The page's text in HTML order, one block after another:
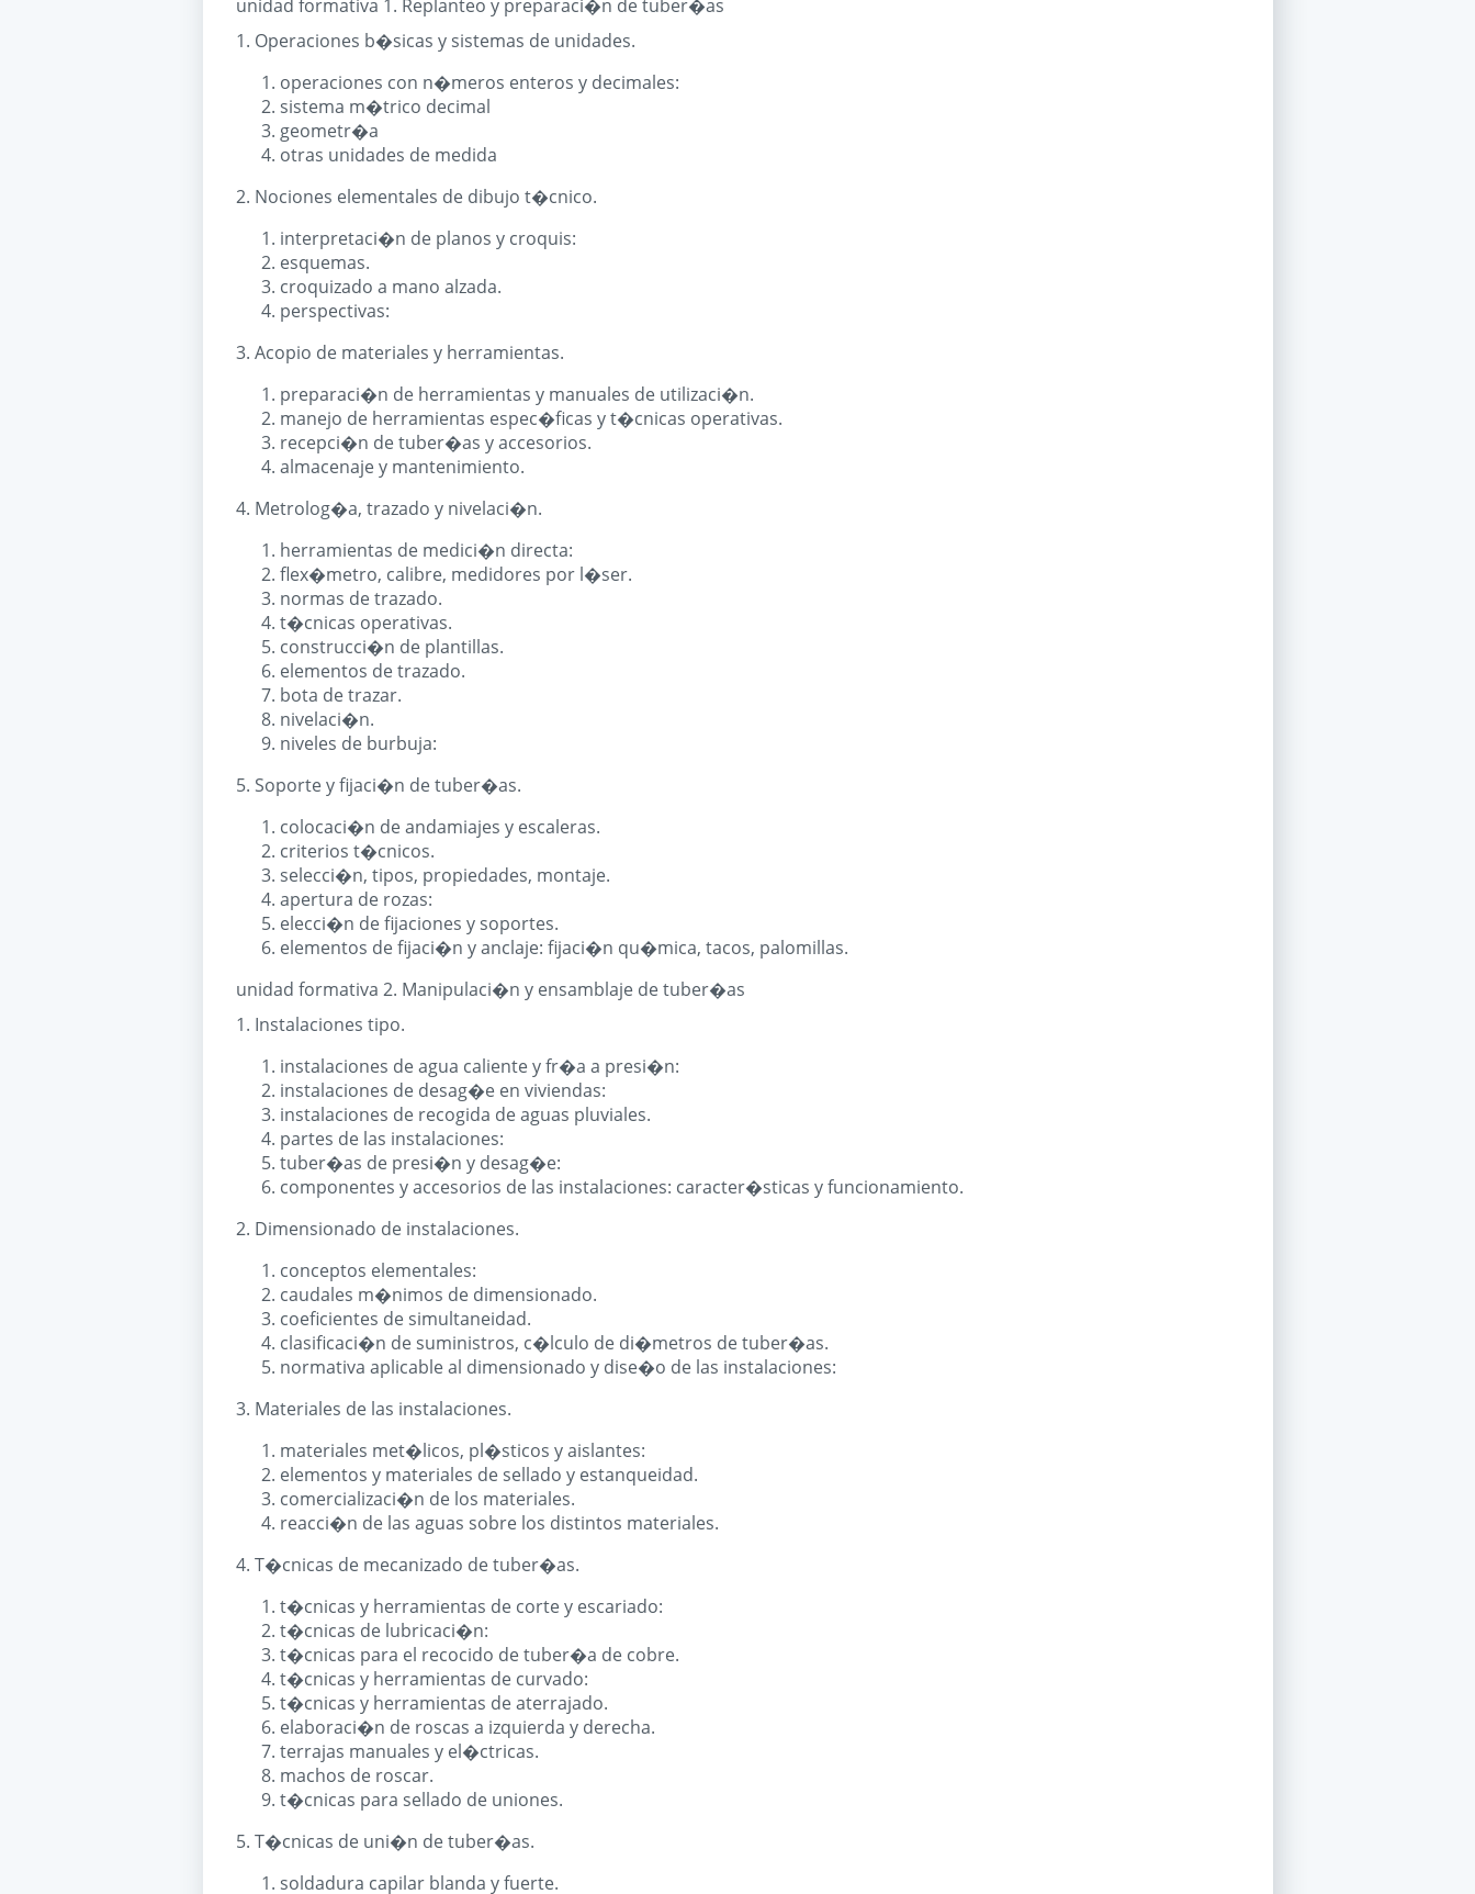
unidad formativa 1. Replanteo y preparaci�n de tuber�as
1. Operaciones b�sicas y sistemas de unidades.
operaciones con n�meros enteros y decimales:
sistema m�trico decimal
geometr�a
otras unidades de medida
2. Nociones elementales de dibujo t�cnico.
interpretaci�n de planos y croquis:
esquemas.
croquizado a mano alzada.
perspectivas:
3. Acopio de materiales y herramientas.
preparaci�n de herramientas y manuales de utilizaci�n.
manejo de herramientas espec�ficas y t�cnicas operativas.
recepci�n de tuber�as y accesorios.
almacenaje y mantenimiento.
4. Metrolog�a, trazado y nivelaci�n.
herramientas de medici�n directa:
flex�metro, calibre, medidores por l�ser.
normas de trazado.
t�cnicas operativas.
construcci�n de plantillas.
elementos de trazado.
bota de trazar.
nivelaci�n.
niveles de burbuja:
5. Soporte y fijaci�n de tuber�as.
colocaci�n de andamiajes y escaleras.
criterios t�cnicos.
selecci�n, tipos, propiedades, montaje.
apertura de rozas:
elecci�n de fijaciones y soportes.
elementos de fijaci�n y anclaje: fijaci�n qu�mica, tacos, palomillas.
unidad formativa 2. Manipulaci�n y ensamblaje de tuber�as
1. Instalaciones tipo.
instalaciones de agua caliente y fr�a a presi�n:
instalaciones de desag�e en viviendas:
instalaciones de recogida de aguas pluviales.
partes de las instalaciones:
tuber�as de presi�n y desag�e:
componentes y accesorios de las instalaciones: caracter�sticas y funcionamiento.
2. Dimensionado de instalaciones.
conceptos elementales:
caudales m�nimos de dimensionado.
coeficientes de simultaneidad.
clasificaci�n de suministros, c�lculo de di�metros de tuber�as.
normativa aplicable al dimensionado y dise�o de las instalaciones:
3. Materiales de las instalaciones.
materiales met�licos, pl�sticos y aislantes:
elementos y materiales de sellado y estanqueidad.
comercializaci�n de los materiales.
reacci�n de las aguas sobre los distintos materiales.
4. T�cnicas de mecanizado de tuber�as.
t�cnicas y herramientas de corte y escariado:
t�cnicas de lubricaci�n:
t�cnicas para el recocido de tuber�a de cobre.
t�cnicas y herramientas de curvado:
t�cnicas y herramientas de aterrajado.
elaboraci�n de roscas a izquierda y derecha.
terrajas manuales y el�ctricas.
machos de roscar.
t�cnicas para sellado de uniones.
5. T�cnicas de uni�n de tuber�as.
soldadura capilar blanda y fuerte.